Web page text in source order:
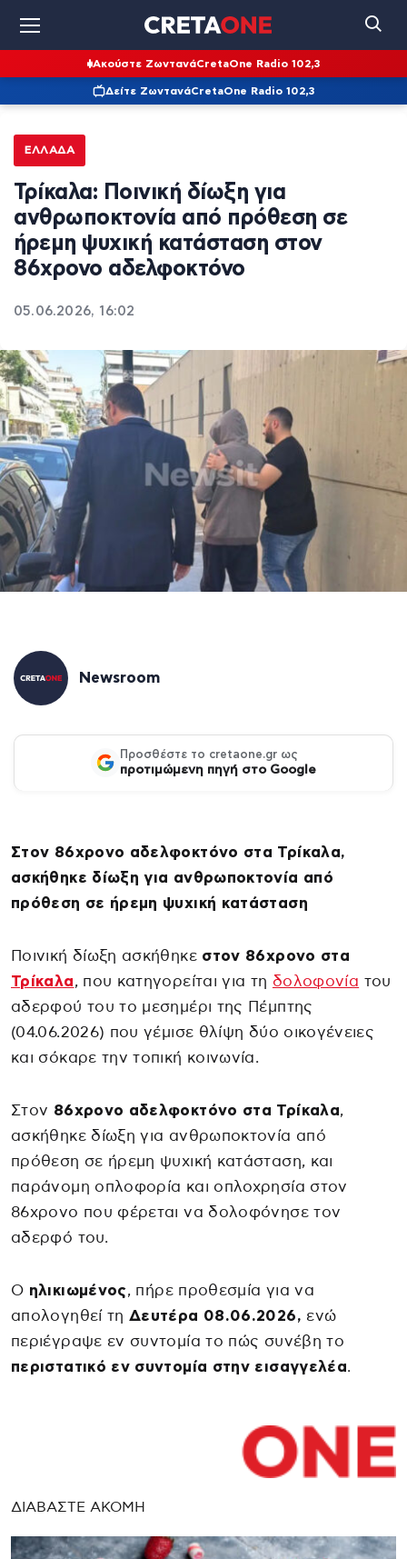
Ακούστε ΖωντανάCretaOne Radio 102,3
Δείτε ΖωντανάCretaOne Radio 102,3
ΕΛΛΆΔΑ
Τρίκαλα: Ποινική δίωξη για
ανθρωποκτονία από πρόθεση σε
ήρεμη ψυχική κατάσταση στον
86χρονο αδελφοκτόνο
05.06.2026, 16:02
Newsroom
Προσθέστε το cretaone.gr ως
προτιμώμενη πηγή στο Google
Στον 86χρονο αδελφοκτόνο στα Τρίκαλα,
ασκήθηκε δίωξη για ανθρωποκτονία από
πρόθεση σε ήρεμη ψυχική κατάσταση
Ποινική δίωξη ασκήθηκε στον 86χρονο στα
Τρίκαλα, που κατηγορείται για τη δολοφονία του
αδερφού του το μεσημέρι της Πέμπτης
(04.06.2026) που γέμισε θλίψη δύο οικογένειες
και σόκαρε την τοπική κοινωνία.
Στον 86χρονο αδελφοκτόνο στα Τρίκαλα,
ασκήθηκε δίωξη για ανθρωποκτονία από
πρόθεση σε ήρεμη ψυχική κατάσταση, και
παράνομη οπλοφορία και οπλοχρησία στον
86χρονο που φέρεται να δολοφόνησε τον
αδερφό του.
Ο ηλικιωμένος, πήρε προθεσμία για να
απολογηθεί τηΔευτέρα 08.06.2026, ενώ
περιέγραψε εν συντομία το πώς συνέβη το
περιστατικό εν συντομία στην εισαγγελέα.
ΔΙΑΒΑΣΤΕ ΑΚΟΜΗ